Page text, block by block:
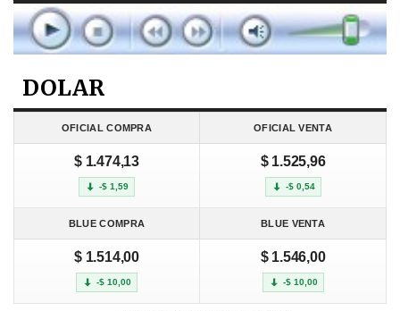
DOLAR
OFICIAL COMPRA OFICIAL VENTA
$ 1.474,13
-$ 1,59
$ 1.525,96
-$ 0,54
BLUE COMPRA BLUE VENTA
$ 1.514,00
-$ 10,00
$ 1.546,00
-$ 10,00